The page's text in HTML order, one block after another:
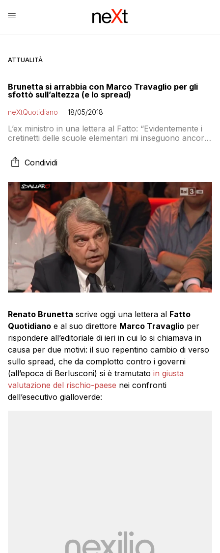
ATTUALITÀ
Brunetta si arrabbia con Marco Travaglio per gli
sfottò sull’altezza (e lo spread)
neXtQuotidiano 18/05/2018
L’ex ministro in una lettera al Fatto: “Evidentemente i
cretinetti delle scuole elementari mi inseguono ancora
Condividi
Renato Brunetta scrive oggi una lettera al Fatto
Quotidiano e al suo direttore Marco Travaglio per
rispondere all’editoriale di ieri in cui lo si chiamava in
causa per due motivi: il suo repentino cambio di verso
sullo spread, che da complotto contro i governi
(all’epoca di Berlusconi) si è tramutato in giusta
valutazione del rischio-paese nei confronti
dell’esecutivo gialloverde: